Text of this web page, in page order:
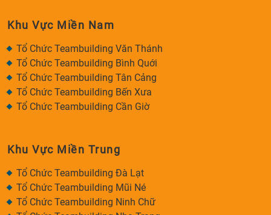
Khu Vực Miền Nam
Tổ Chức Teambuilding Văn Thánh
Tổ Chức Teambuilding Bình Quới
Tổ Chức Teambuilding Tân Cảng
Tổ Chức Teambuilding Bến Xưa
Tổ Chức Teambuilding Cần Giờ
Khu Vực Miền Trung
Tổ Chức Teambuilding Đà Lạt
Tổ Chức Teambuilding Mũi Né
Tổ Chức Teambuilding Ninh Chữ